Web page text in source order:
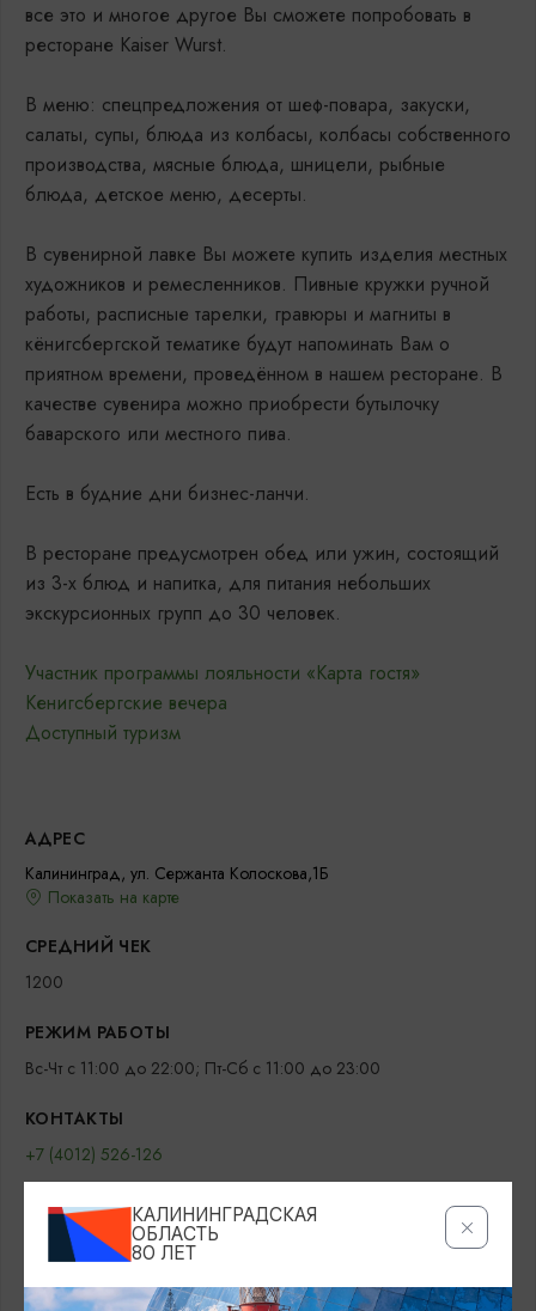
все это и многое другое Вы сможете попробовать в
ресторане Kaiser Wurst.
В меню: спецпредложения от шеф-повара, закуски,
салаты, супы, блюда из колбасы, колбасы собственного
производства, мясные блюда, шницели, рыбные
блюда, детское меню, десерты.
В сувенирной лавке Вы можете купить изделия местных
художников и ремесленников. Пивные кружки ручной
работы, расписные тарелки, гравюры и магниты в
кёнигсбергской тематике будут напоминать Вам о
приятном времени, проведённом в нашем ресторане. В
качестве сувенира можно приобрести бутылочку
баварского или местного пива.
Есть в будние дни бизнес-ланчи.
В ресторане предусмотрен обед или ужин, состоящий
из 3-х блюд и напитка, для питания небольших
экскурсионных групп до 30 человек.
Участник программы лояльности «Карта гостя»
Кенигсбергские вечера
Доступный туризм
АДРЕС
Калининград, ул. Сержанта Колоскова,1Б
Показать на карте
СРЕДНИЙ ЧЕК
1200
РЕЖИМ РАБОТЫ
Вс-Чт с 11:00 до 22:00; Пт-Сб с 11:00 до 23:00
КОНТАКТЫ
+7 (4012) 526-126
САЙТ
Официальный сайтВКонтакте
НЕМЕЦКАЯ КУХНЯ
КАЛИНИНГРАДСКАЯ
ОБЛАСТЬ
80 ЛЕТ